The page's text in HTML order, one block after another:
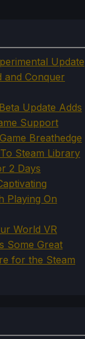
Update
and Conquer
Update Adds
Support
Breathedge
Steam Library
2 Days
Playing On
World VR
Some Great
for the Steam